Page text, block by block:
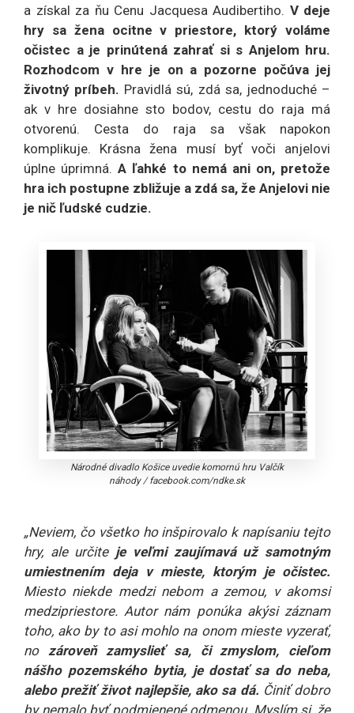
a získal za ňu Cenu Jacquesa Audibertiho. V deje
hry sa žena ocitne v priestore, ktorý voláme
očistec a je prinútená zahrať si s Anjelom hru.
Rozhodcom v hre je on a pozorne počúva jej
životný príbeh. Pravidlá sú, zdá sa, jednoduché –
ak v hre dosiahne sto bodov, cestu do raja má
otvorenú. Cesta do raja sa však napokon
komplikuje. Krásna žena musí byť voči anjelovi
úplne úprimná.A ľahké to nemá ani on, pretože
hra ich postupne zbližuje a zdá sa, že Anjelovi nie
je nič ľudské cudzie.
Národné divadlo Košice uvedie komornú hru Valčík
náhody/facebook.com/ndke.sk
„Neviem, čo všetko ho inšpirovalo k napísaniu tejto
hry, ale určiteje veľmi zaujímavá už samotným
umiestnením deja v mieste, ktorým je očistec.
Miesto niekde medzi nebom a zemou, v akomsi
medzipriestore. Autor nám ponúka akýsi záznam
toho, ako by to asi mohlo na onom mieste vyzerať,
nozároveň zamyslieť sa, či zmyslom, cieľom
nášho pozemského bytia, je dostať sa do neba,
alebo prežiť život najlepšie, ako sa dá. Činiť dobro
by nemalo byť podmienené odmenou. Myslím si, že